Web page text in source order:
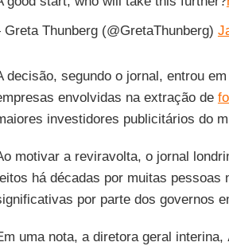
Thunberg (@GretaThunberg)
decisão, segundo o jornal, entrou
envolvidas na extração de
investidores publicitários do
motivar a reviravolta, o jornal
há décadas por muitas
por parte dos governos
uma nota, a diretora geral interina,